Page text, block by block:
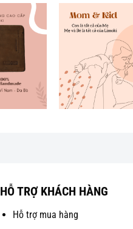
HỖ TRỢ KHÁCH HÀNG
Hỗ trợ mua hàng